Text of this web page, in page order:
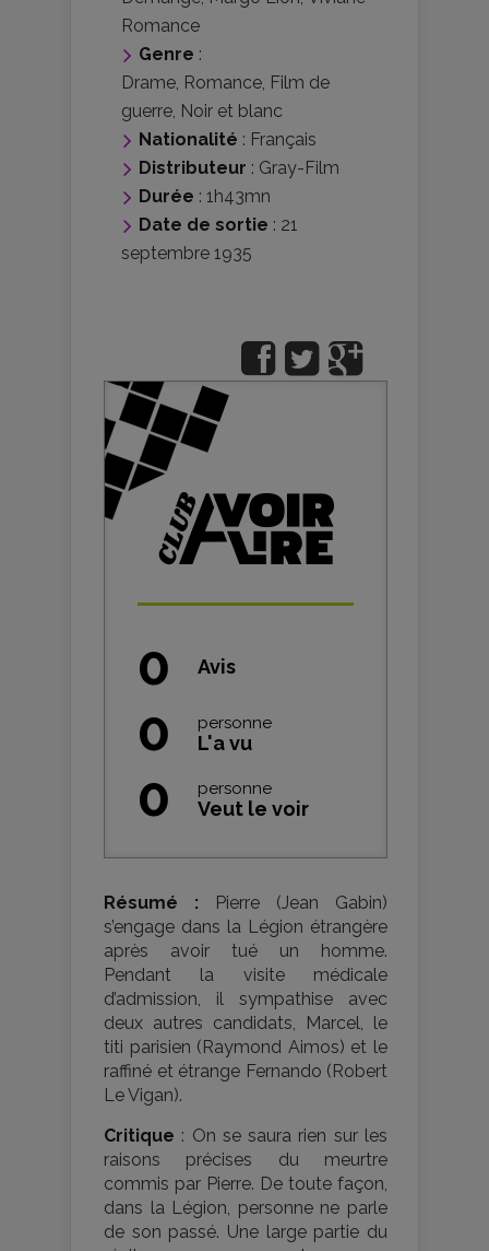
Romance
Genre :
Drame, Romance, Film de
guerre, Noir et blanc
Nationalité : Français
Distributeur : Gray-Film
Durée : 1h43mn
Date de sortie : 21
septembre 1935
0 Avis
0 personne
L'a vu
0 personne
Veut le voir
Résumé : Pierre (Jean Gabin)
s’engage dans la Légion étrangère
après avoir tué un homme.
Pendant la visite médicale
d’admission, il sympathise avec
deux autres candidats, Marcel, le
titi parisien (Raymond Aimos) et le
raffiné et étrange Fernando (Robert
Le Vigan).
Critique : On se saura rien sur les
raisons précises du meurtre
commis par Pierre. De toute façon,
dans la Légion, personne ne parle
de son passé. Une large partie du